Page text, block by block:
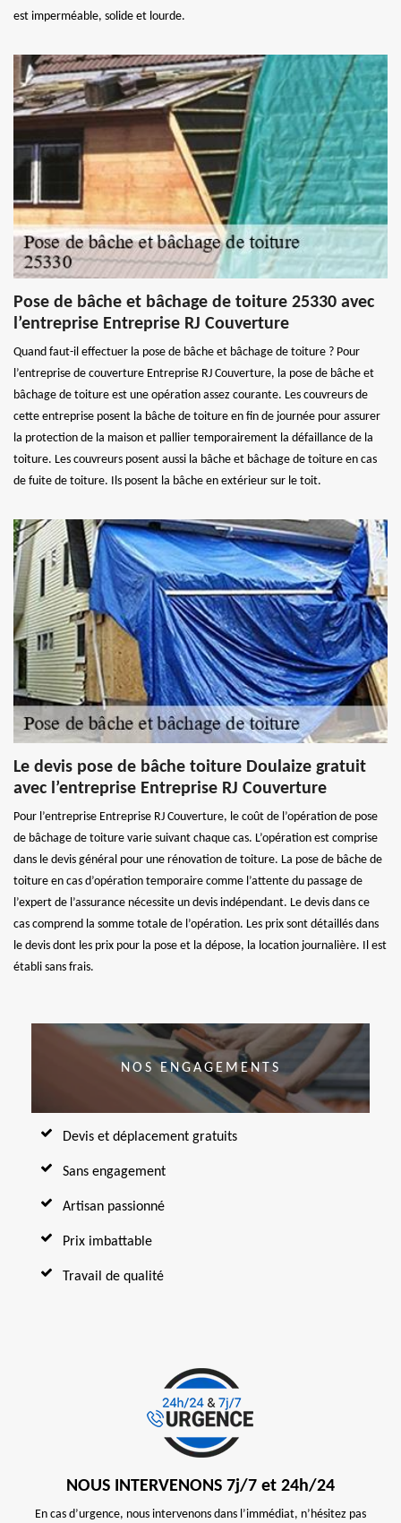
est imperméable, solide et lourde.
Pose de bâche et bâchage de toiture 25330 avec
l’entreprise Entreprise RJ Couverture
Quand faut-il effectuer la pose de bâche et bâchage de toiture ? Pour
l’entreprise de couverture Entreprise RJ Couverture, la pose de bâche et
bâchage de toiture est une opération assez courante. Les couvreurs de
cette entreprise posent la bâche de toiture en fin de journée pour assurer
la protection de la maison et pallier temporairement la défaillance de la
toiture. Les couvreurs posent aussi la bâche et bâchage de toiture en cas
de fuite de toiture. Ils posent la bâche en extérieur sur le toit.
Le devis pose de bâche toiture Doulaize gratuit
avec l’entreprise Entreprise RJ Couverture
Pour l’entreprise Entreprise RJ Couverture, le coût de l’opération de pose
de bâchage de toiture varie suivant chaque cas. L’opération est comprise
dans le devis général pour une rénovation de toiture. La pose de bâche de
toiture en cas d’opération temporaire comme l’attente du passage de
l’expert de l’assurance nécessite un devis indépendant. Le devis dans ce
cas comprend la somme totale de l’opération. Les prix sont détaillés dans
le devis dont les prix pour la pose et la dépose, la location journalière. Il est
établi sans frais.
NOS ENGAGEMENTS
Devis et déplacement gratuits
Sans engagement
Artisan passionné
Prix imbattable
Travail de qualité
NOUS INTERVENONS 7j/7 et 24h/24
En cas d’urgence, nous intervenons dans l’immédiat, n’hésitez pas